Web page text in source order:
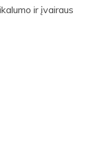
ir įvairaus